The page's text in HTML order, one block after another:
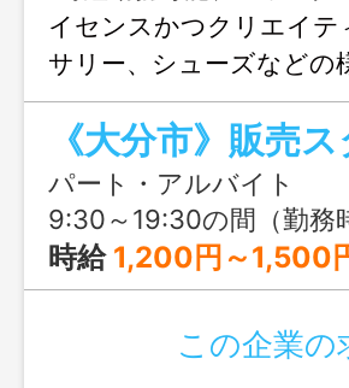
イセンスかつクリエイ
サリー、シューズなどの
ら提案、発信してみま
パート・アルバイト
9:30～19:30の間（勤務
時給 1,200円～1,500
この企業